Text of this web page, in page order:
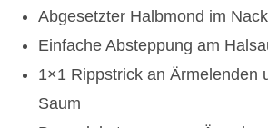
Abgesetzter Halbmond im
Einfache Absteppung am
1×1 Rippstrick an Ärmelenden
Saum